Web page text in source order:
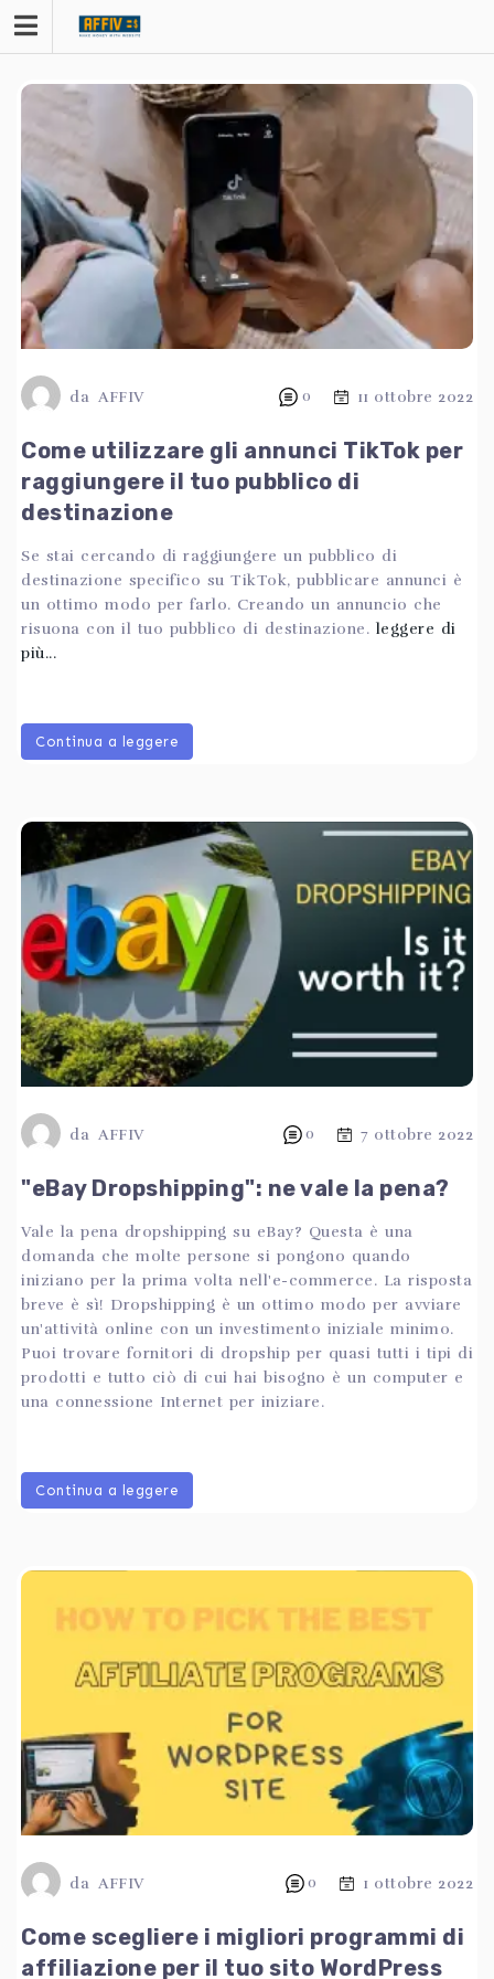
Passa
contenuto
da AFFIV 0 11 ottobre 2022
Come utilizzare gli annunci TikTok per
raggiungere il tuo pubblico di
destinazione
Se stai cercando di raggiungere un pubblico di
destinazione specifico su TikTok, pubblicare annunci è
un ottimo modo per farlo. Creando un annuncio che
risuona con il tuo pubblico di destinazione. leggere di
più...
Continua a leggere
da AFFIV 0 7 ottobre 2022
"eBay Dropshipping": ne vale la pena?
Vale la pena dropshipping su eBay? Questa è una
domanda che molte persone si pongono quando
iniziano per la prima volta nell'e-commerce. La risposta
breve è sì! Dropshipping è un ottimo modo per avviare
un'attività online con un investimento iniziale minimo.
Puoi trovare fornitori di dropship per quasi tutti i tipi di
prodotti e tutto ciò di cui hai bisogno è un computer e
una connessione Internet per iniziare.
Continua a leggere
da AFFIV 0 1 ottobre 2022
Come scegliere i migliori programmi di
affiliazione per il tuo sito WordPress